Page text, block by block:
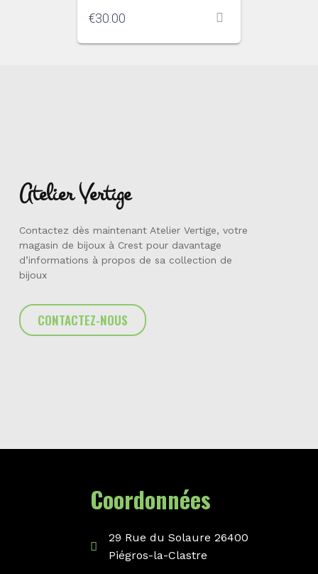
€30.00
Atelier Vertige
Contactez dès maintenant Atelier Vertige, votre
magasin de bijoux à Crest pour davantage
d’informations à propos de sa collection de
bijoux
CONTACTEZ-NOUS
Coordonnées
29 Rue du Solaure 26400
Piégros-la-Clastre